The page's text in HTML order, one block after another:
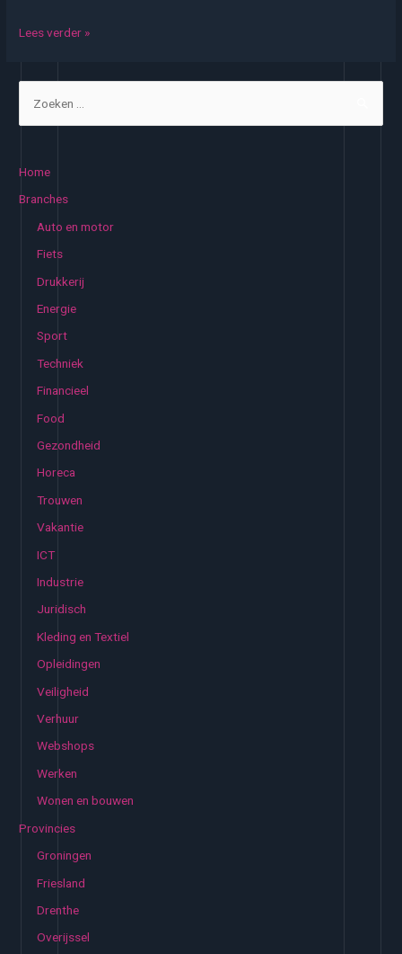
Fysiotherapie
Mobiliteit
in
Lees verder »
Home
Branches
Auto en motor
Fiets
Drukkerij
Energie
Sport
Techniek
Financieel
Food
Gezondheid
Horeca
Trouwen
Vakantie
ICT
Industrie
Juridisch
Kleding en Textiel
Opleidingen
Veiligheid
Verhuur
Webshops
Werken
Wonen en bouwen
Provincies
Groningen
Friesland
Drenthe
Overijssel